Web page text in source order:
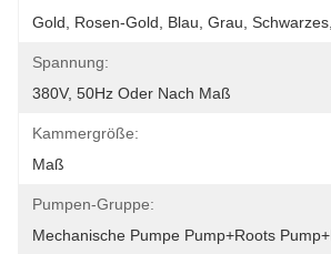
Gold, Rosen-Gold, Blau, Grau,
Spannung:
380V, 50Hz Oder Nach Maß
Kammergröße:
Maß
Pumpen-Gruppe:
Mechanische Pumpe Pump+Roots